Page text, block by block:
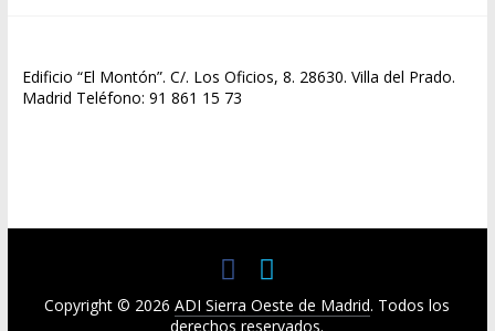
Edificio “El Montón”. C/. Los Oficios, 8. 28630. Villa del Prado.
Madrid Teléfono: 91 861 15 73
Copyright © 2026ADI Sierra Oeste de Madrid. Todos los
derechos reservados.